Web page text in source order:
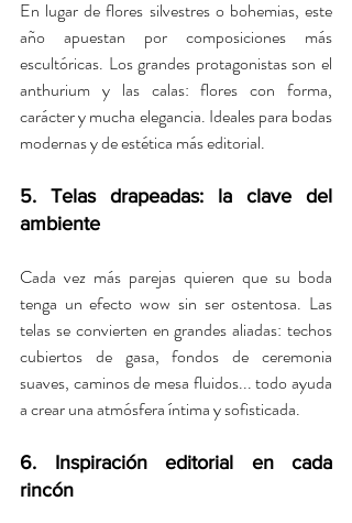
En lugar de flores silvestres o bohemias, este
año apuestan por composiciones más
escultóricas. Los grandes protagonistas son el
anthurium y las calas: flores con forma,
carácter y mucha elegancia. Ideales para bodas
modernas y de estética más editorial.
5. Telas drapeadas: la clave del
ambiente
Cada vez más parejas quieren que su boda
tenga un efecto wow sin ser ostentosa. Las
telas se convierten en grandes aliadas: techos
cubiertos de gasa, fondos de ceremonia
suaves, caminos de mesa fluidos... todo ayuda
a crear una atmósfera íntima y sofisticada.
6. Inspiración editorial en cada
rincón